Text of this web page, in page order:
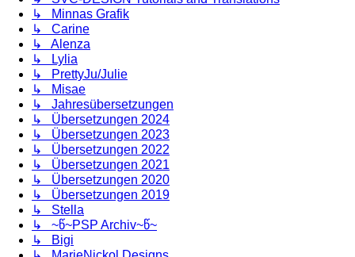
↳ Minnas Grafik
↳ Carine
↳ Alenza
↳ Lylia
↳ PrettyJu/Julie
↳ Misae
↳ Jahresübersetzungen
↳ Übersetzungen 2024
↳ Übersetzungen 2023
↳ Übersetzungen 2022
↳ Übersetzungen 2021
↳ Übersetzungen 2020
↳ Übersetzungen 2019
↳ Stella
↳ ~წ~PSP Archiv~წ~
↳ Bigi